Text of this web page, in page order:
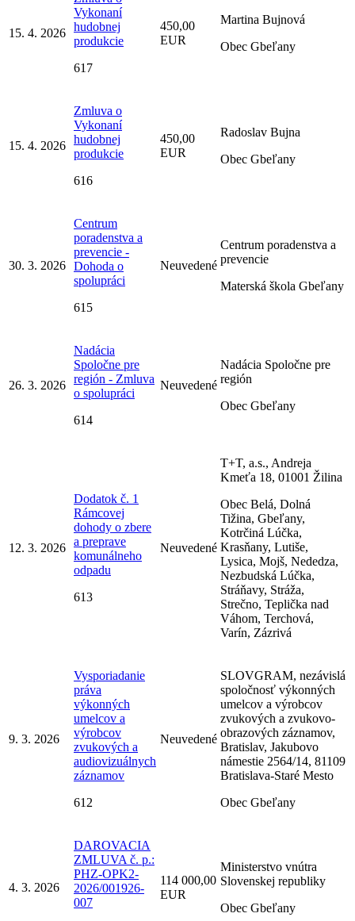
15. 4. 2026
Vykonaní
hudobnej
produkcie
617
450,00
EUR
Martina Bujnová
Obec Gbeľany
15. 4. 2026
Zmluva o
Vykonaní
hudobnej
produkcie
616
450,00
EUR
Radoslav Bujna
Obec Gbeľany
30. 3. 2026
Centrum
poradenstva a
prevencie -
Dohoda o
spolupráci
615
Neuvedené
Centrum poradenstva a
prevencie
Materská škola Gbeľany
26. 3. 2026
Nadácia
Spoločne pre
región - Zmluva
o spolupráci
614
Neuvedené
Nadácia Spoločne pre
región
Obec Gbeľany
12. 3. 2026
Dodatok č. 1
Rámcovej
dohody o zbere
a preprave
komunálneho
odpadu
613
Neuvedené
T+T, a.s., Andreja
Kmeťa 18, 01001 Žilina
Obec Belá, Dolná
Tižina, Gbeľany,
Kotrčiná Lúčka,
Krasňany, Lutiše,
Lysica, Mojš, Nededza,
Nezbudská Lúčka,
Stráňavy, Stráža,
Strečno, Teplička nad
Váhom, Terchová,
Varín, Zázrivá
9. 3. 2026
Vysporiadanie
práva
výkonných
umelcov a
výrobcov
zvukových a
audiovizuálnych
záznamov
612
Neuvedené
SLOVGRAM, nezávislá
spoločnosť výkonných
umelcov a výrobcov
zvukových a zvukovo-
obrazových záznamov,
Bratislav, Jakubovo
námestie 2564/14, 81109
Bratislava-Staré Mesto
Obec Gbeľany
4. 3. 2026
DAROVACIA
ZMLUVA č. p.:
PHZ-OPK2-
2026/001926-
007
114 000,00
EUR
Ministerstvo vnútra
Slovenskej republiky
Obec Gbeľany